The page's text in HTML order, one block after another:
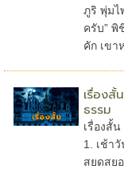
ภูริ พุ่มไ
ครับ” พิ
คัก เขา
เรื่อง
ธรรม
เรื่องสั้
1. เช้า
สยดสย